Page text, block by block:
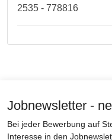
2535 - 778816
Jobnewsletter -
Bei jeder Bewerbung auf
Interesse in den